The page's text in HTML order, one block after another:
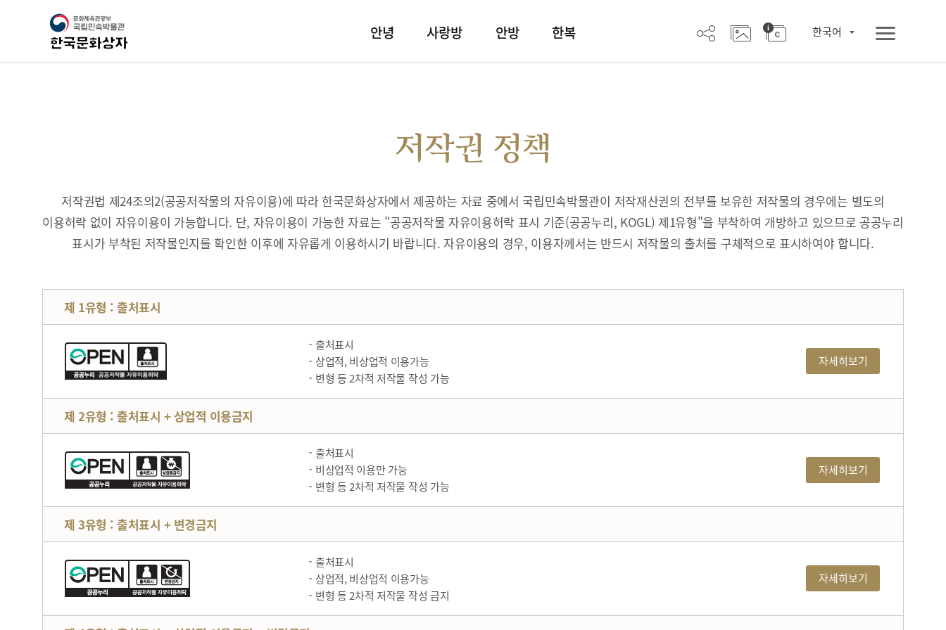
안녕 사랑방 안방 한복 한국어
저작권 정책
저작권법 제24조의2(공공저작물의 자유이용)에 따라 한국문화상자에서 제공하는 자료 중에서 국립민속박물관이 저작재산권의 전부를 보유한 저작물의 경우에는 별도의
이용허락 없이 자유이용이 가능합니다. 단, 자유이용이 가능한 자료는 "공공저작물 자유이용허락 표시 기준(공공누리, KOGL) 제1유형"을 부착하여 개방하고 있으므로 공공누리
표시가 부착된 저작물인지를 확인한 이후에 자유롭게 이용하시기 바랍니다. 자유이용의 경우, 이용자께서는 반드시 저작물의 출처를 구체적으로 표시하여야 합니다.
제 1유형 : 출처표시
출처표시
상업적, 비상업적 이용가능
변형 등 2차적 저작물 작성 가능
자세히보기
제 2유형 : 출처표시 + 상업적 이용금지
출처표시
비상업적 이용만 가능
변형 등 2차적 저작물 작성 가능
자세히보기
제 3유형 : 출처표시 + 변경금지
출처표시
상업적, 비상업적 이용가능
변형 등 2차적 저작물 작성 금지
자세히보기